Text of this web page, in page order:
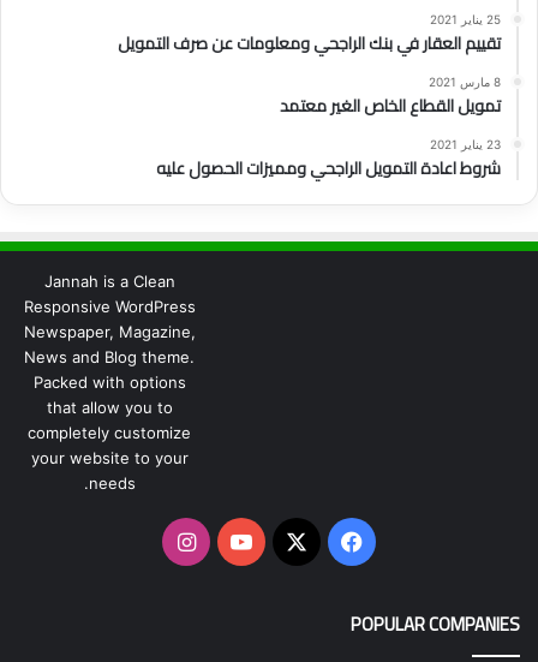
25 يناير 2021
تقييم العقار في بنك الراجحي ومعلومات عن صرف التمويل
8 مارس 2021
تمويل القطاع الخاص الغير معتمد
23 يناير 2021
شروط اعادة التمويل الراجحي ومميزات الحصول عليه
Jannah is a Clean
Responsive WordPress
Newspaper, Magazine,
News and Blog theme.
Packed with options
that allow you to
completely customize
your website to your
needs.
فيسبوك
‫X
‫YouTubeانستقرام
POPULAR COMPANIES